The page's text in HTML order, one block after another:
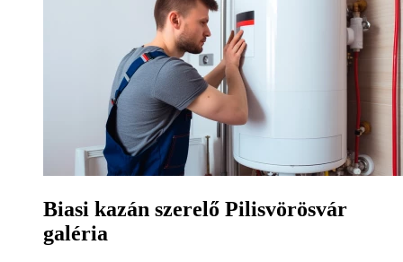
Biasi kazán szerelő Pilisvörösvár
galéria